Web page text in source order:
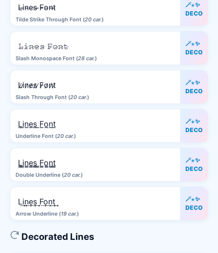
Tilde Strike Through Font (20 car.)
L̴i̴n̴e̴s̴ ̴F̴o̴n̴t̴
🪄⋆✨
DECO
Slash Monospace Font (28 car.)
𝙻̷𝚒̷𝚗̷𝚎̷𝚜̷ 𝙵̷𝚘̷𝚗̷𝚝̷
🪄⋆✨
DECO
Slash Through Font (20 car.)
L̷i̷n̷e̷s̷ ̷F̷o̷n̷t̷
🪄⋆✨
DECO
Underline Font (20 car.)
L̲i̲n̲e̲s̲ ̲F̲o̲n̲t̲
🪄⋆✨
DECO
Double Underline (20 car.)
L̳i̳n̳e̳s̳ ̳F̳o̳n̳t̳
🪄⋆✨
DECO
Arrow Underline (19 car.)
L͢i͢n͢e͢s͢ F͢o͢n͢t͢
🪄⋆✨
DECO
Decorated Lines